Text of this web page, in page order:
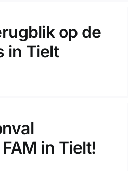
op de
in Tielt
in Tielt!